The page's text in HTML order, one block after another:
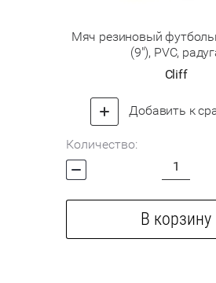
Мяч резиновый
(9"), PVC,
Cliff
Добавить к
Количество:
В корзину